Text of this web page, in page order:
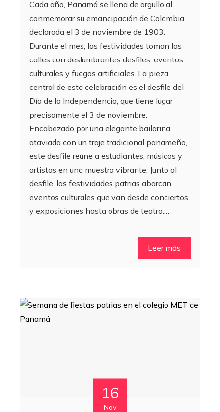
Cada año, Panamá se llena de orgullo al
conmemorar su emancipación de Colombia,
declarada el 3 de noviembre de 1903.
Durante el mes, las festividades toman las
calles con deslumbrantes desfiles, eventos
culturales y fuegos artificiales. La pieza
central de esta celebración es el desfile del
Día de la Independencia, que tiene lugar
precisamente el 3 de noviembre.
Encabezado por una elegante bailarina
ataviada con un traje tradicional panameño,
este desfile reúne a estudiantes, músicos y
artistas en una muestra vibrante. Junto al
desfile, las festividades patrias abarcan
eventos culturales que van desde conciertos
y exposiciones hasta obras de teatro.…
Leer más
16
Nov